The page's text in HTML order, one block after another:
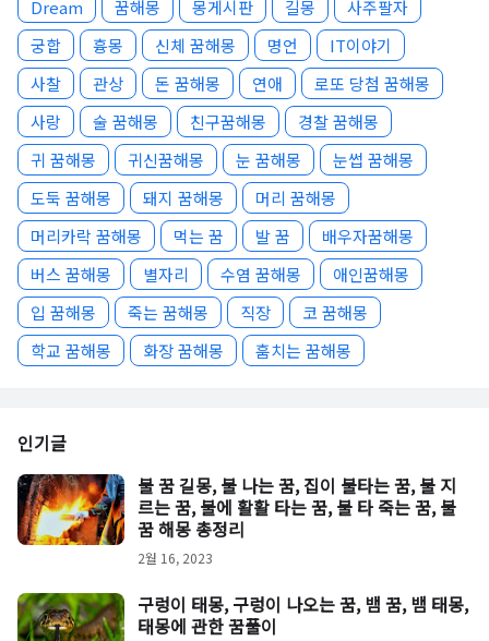
Dream 꿈해몽 몽게시판 길몽
사주팔자
궁합
흉몽 신체 꿈해몽 명언
IT이야기
사찰
관상 돈 꿈해몽 연애
로또 당첨 꿈해몽
사랑
술 꿈해몽 친구꿈해몽
경찰 꿈해몽
귀 꿈해몽
귀신꿈해몽 눈 꿈해몽
눈썹 꿈해몽
도둑 꿈해몽
돼지 꿈해몽
머리 꿈해몽
머리카락 꿈해몽
먹는 꿈 발 꿈
배우자꿈해몽
버스 꿈해몽
별자리 수염 꿈해몽
애인꿈해몽
입 꿈해몽
죽는 꿈해몽 직장
코 꿈해몽
학교 꿈해몽
화장 꿈해몽 훔치는 꿈해몽
인기글
불 꿈 길몽, 불 나는 꿈, 집이 불타는 꿈, 불 지
르는 꿈, 불에 활활 타는 꿈, 불 타 죽는 꿈, 불
꿈 해몽 총정리
2월 16, 2023
구렁이 태몽, 구렁이 나오는 꿈, 뱀 꿈, 뱀 태몽,
태몽에 관한 꿈풀이